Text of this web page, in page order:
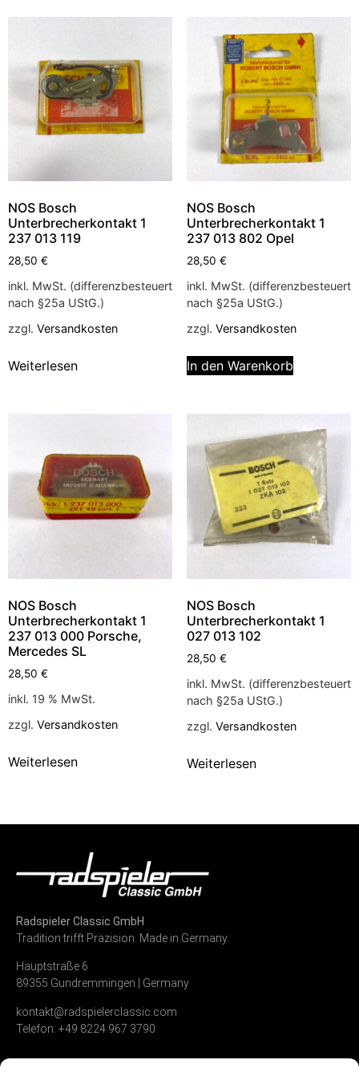
NOS Bosch
Unterbrecherkontakt 1
237 013 119
28,50 €
inkl. MwSt. (differenzbesteuert
nach §25a UStG.)
zzgl. Versandkosten
Weiterlesen
NOS Bosch
Unterbrecherkontakt 1
237 013 802 Opel
28,50 €
inkl. MwSt. (differenzbesteuert
nach §25a UStG.)
zzgl. Versandkosten
In den Warenkorb
NOS Bosch
Unterbrecherkontakt 1
237 013 000 Porsche,
Mercedes SL
28,50 €
inkl. 19 % MwSt.
zzgl. Versandkosten
Weiterlesen
NOS Bosch
Unterbrecherkontakt 1
027 013 102
28,50 €
inkl. MwSt. (differenzbesteuert
nach §25a UStG.)
zzgl. Versandkosten
Weiterlesen
Radspieler Classic GmbH
Tradition trifft Präzision. Made in Germany.
Hauptstraße 6
89355 Gundremmingen | Germany
kontakt@radspielerclassic.com
Telefon: +49 8224 967 3790